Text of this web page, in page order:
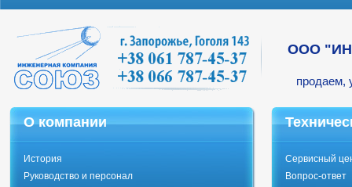
ООО
продаем,
О компании
История
Руководство и персонал
Сервисный
Вопрос-ответ